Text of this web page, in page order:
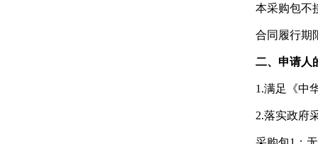
本采购包不
合同履行期
二、申请人
1.满足《中
2.落实政府